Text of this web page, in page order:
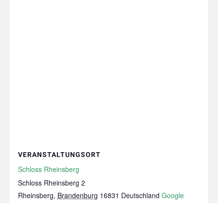
VERANSTALTUNGSORT
Schloss Rheinsberg
Schloss Rheinsberg 2
Rheinsberg, Brandenburg 16831 Deutschland Google